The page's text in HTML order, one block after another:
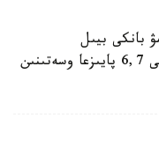
بانكى بيىل
وزبەكستاننىڭ ىشكى جالپى ءونىم كولەمى 6,7 پايىزعا وسەتىنىن